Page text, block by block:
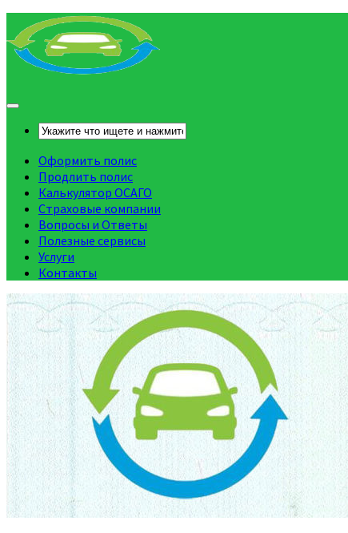
Оформить полис
Продлить полис
Калькулятор ОСАГО
Страховые компании
Вопросы и Ответы
Полезные сервисы
Услуги
Контакты